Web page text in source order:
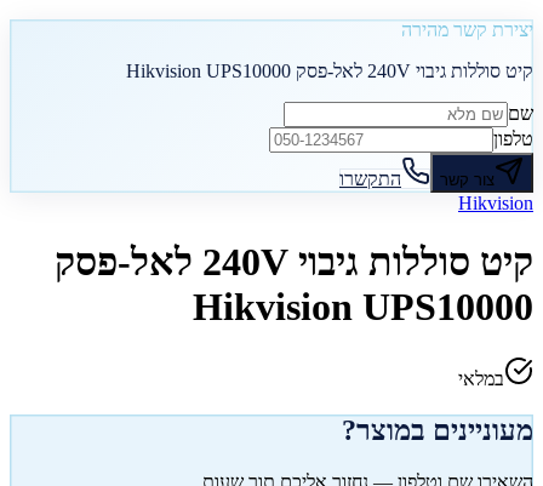
יצירת קשר מהירה
קיט סוללות גיבוי 240V לאל-פסק Hikvision UPS10000
שם
טלפון
צור קשר
התקשרו
Hikvision
קיט סוללות גיבוי 240V לאל-פסק
Hikvision UPS10000
במלאי
מעוניינים במוצר?
השאירו שם וטלפון — נחזור אליכם תוך שעות